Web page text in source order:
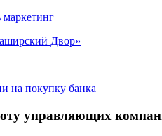
маркетинг
Двор»
на покупку банка
управляющих